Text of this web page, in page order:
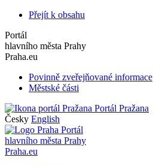
Přejít k obsahu
Portál
hlavního města Prahy
Praha.eu
Povinně zveřejňované informace
Městské části
Portál Pražana
Česky English
Portál
hlavního města Prahy
Praha.eu